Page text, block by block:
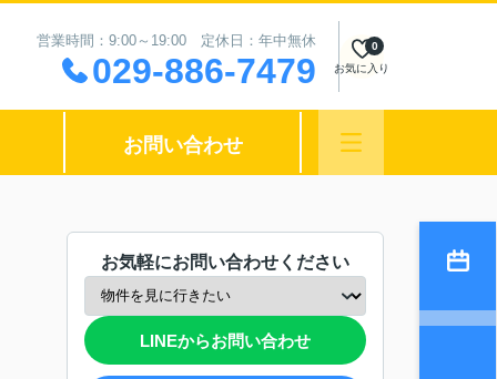
営業時間：9:00～19:00 定休日：年中無休
029-886-7479 お気に入り
0
お問い合わせ
お気軽にお問い合わせください
LINEからお問い合わせ